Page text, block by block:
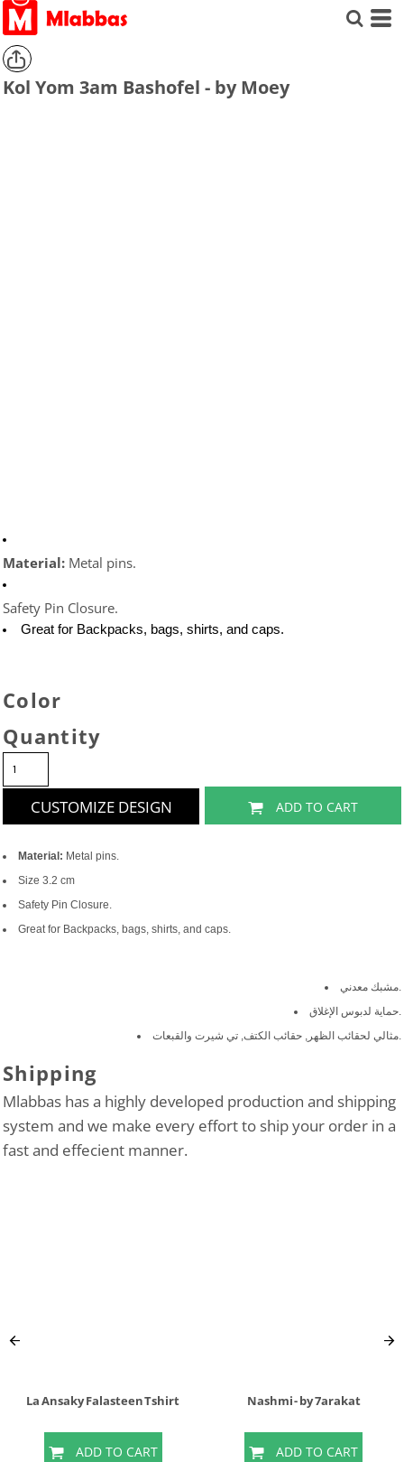
Kol Yom 3am Bashofel - by Moey
Material: Metal pins.
Safety Pin Closure.
Great for Backpacks, bags, shirts, and caps.
Color
Quantity
CUSTOMIZE DESIGN ADD TO CART
Material: Metal pins.
Size 3.2 cm
Safety Pin Closure.
Great for Backpacks, bags, shirts, and caps.
مشبك معدني.
حماية لدبوس الإغلاق.
مثالي لحقائب الظهر, حقائب الكتف, تي شيرت والقبعات.
Shipping
Mlabbas has a highly developed production and shipping
system and we make every effort to ship your order in a
fast and effecient manner.
La Ansaky Falasteen Tshirt
ADD TO CART
Nashmi - by 7arakat
ADD TO CART